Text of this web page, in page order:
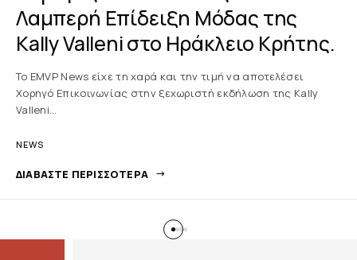
Λαμπερή Επίδειξη Μόδας της
Kally Valleni στο Ηράκλειο Κρήτης.
Το EMVP News είχε τη χαρά και την τιμή να αποτελέσει
Χορηγό Επικοινωνίας στην ξεχωριστή εκδήλωση της Kally
Valleni…
NEWS
ΔΙΑΒΆΣΤΕ ΠΕΡΙΣΣΌΤΕΡΑ